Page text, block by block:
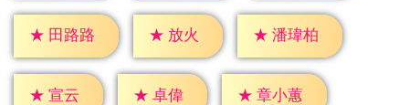
★ 田路路 ★ 放火 ★ 潘瑋柏
★ 宣云 ★ 卓偉 ★ 章小蕙